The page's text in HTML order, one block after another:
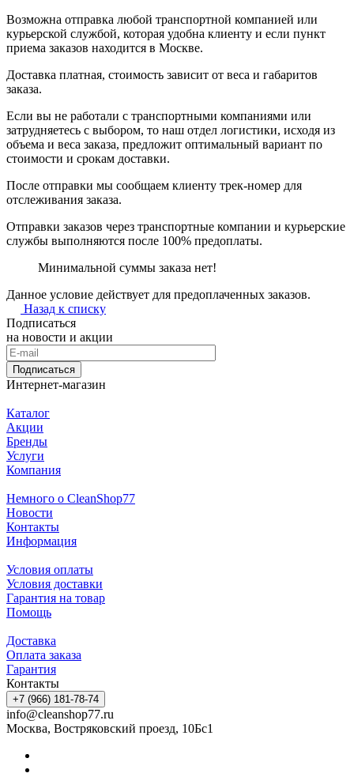
Возможна отправка любой транспортной компанией или
курьерской службой, которая удобна клиенту и если пункт
приема заказов находится в Москве.
Доставка платная, стоимость зависит от веса и габаритов
заказа.
Если вы не работали с транспортными компаниями или
затрудняетесь с выбором, то наш отдел логистики, исходя из
объема и веса заказа, предложит оптимальный вариант по
стоимости и срокам доставки.
После отправки мы сообщаем клиенту трек-номер для
отслеживания заказа.
Отправки заказов через транспортные компании и курьерские
службы выполняются после 100% предоплаты.
Минимальной суммы заказа нет!
Данное условие действует для предоплаченных заказов.
Назад к списку
Подписаться
на новости и акции
Подписаться
Интернет-магазин
Каталог
Акции
Бренды
Услуги
Компания
Немного о CleanShop77
Новости
Контакты
Информация
Условия оплаты
Условия доставки
Гарантия на товар
Помощь
Доставка
Оплата заказа
Гарантия
Контакты
+7 (966) 181-78-74
info@cleanshop77.ru
Москва, Востряковский проезд, 10Бс1